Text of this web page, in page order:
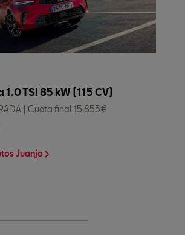
1.0 TSI 85 kW (115 CV)
| Cuota final 15.855€
Juanjo